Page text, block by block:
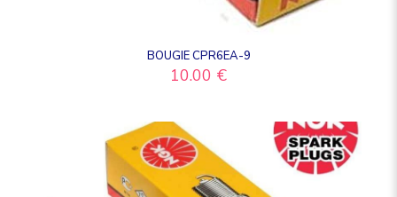
BOUGIE CPR6EA-9
10.00 €